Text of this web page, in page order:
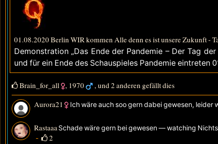
01.08.2020 Berlin WIR kommen Alle denn es ist unsere Zukunft -
Demonstration „Das Ende der Pandemie – Der Tag
und für ein Ende des Schauspieles Pandemie eintreten
Brain_for_all , 1970
, und 2 anderen gefällt dies
Aurora21
Ich wäre auch soo gern dabei gewesen, leider
Rastaaa Schade wäre gern bei gewesen— watching
-
2